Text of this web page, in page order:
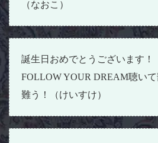
（なおこ）
誕生日おめでとうございます！
FOLLOW YOUR DREAM聴い
難う！（けいすけ）